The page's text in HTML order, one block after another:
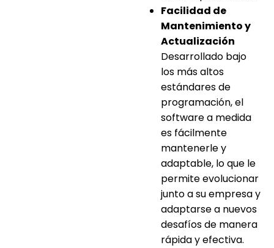
Facilidad de
Mantenimiento y
Actualización
Desarrollado bajo
los más altos
estándares de
programación, el
software a medida
es fácilmente
mantenerle y
adaptable, lo que le
permite evolucionar
junto a su empresa y
adaptarse a nuevos
desafíos de manera
rápida y efectiva.